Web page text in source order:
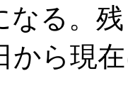
なる。
から現